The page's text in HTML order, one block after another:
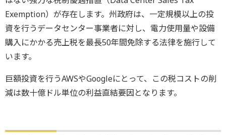
Exemption）が存在します。州政府は、一定規模以上の投
資を行うデータセンター事業者に対し、電力使用量や設備
購入にかかる売上税を最長50年間免除する法律を施行して
います。
巨額投資を行うAWSやGoogleにとって、この税コストの削
減は数十億ドル単位の利益直結要因となります。